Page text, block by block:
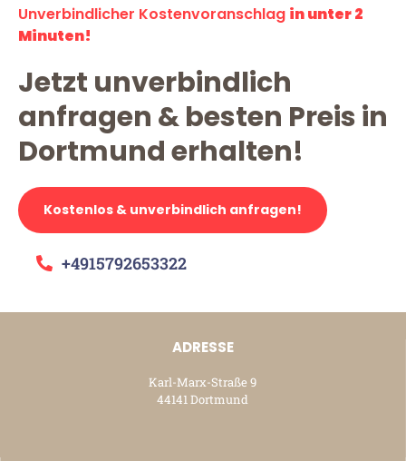
Unverbindlicher Kostenvoranschlag in unter 2
Minuten!
Jetzt unverbindlich
anfragen & besten Preis in
Dortmund erhalten!
Kostenlos & unverbindlich anfragen!
+4915792653322
ADRESSE
Karl-Marx-Straße 9
44141 Dortmund